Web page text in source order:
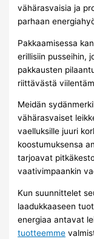
vähärasvaisia ja
parhaan
Pakkaamisessa
erillisiin pusseihin,
pakkausten
riittävästä
Meidän
vähärasvaiset
vaelluksille juuri
koostumuksensa
tarjoavat
vaativimpaankin
Kun suunnittelet
laadukkaaseen
energiaa antavat
tuotteemme